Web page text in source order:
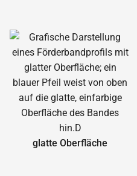
glatte Oberfläche